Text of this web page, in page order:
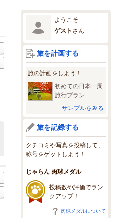
ようこそ
ゲスト さん
旅を計画する
旅の計画をしよう！
初めての日本一周
旅行プラン
サンプルをみる
旅を記録する
クチコミや写真を投稿して、
称号をゲットしよう！
じゃらん 肉球メダル
投稿数や評価でラン
クアップ！
肉球メダルについて